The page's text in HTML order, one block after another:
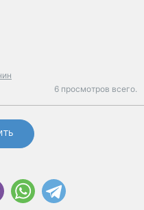
6 просмотров всего.